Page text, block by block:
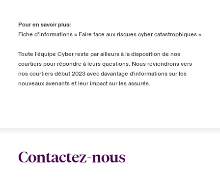
Pour en savoir plus:
Fiche d’informations « Faire face aux risques cyber catastrophiques »
Toute l’équipe Cyber reste par ailleurs à la disposition de nos
courtiers pour répondre à leurs questions. Nous reviendrons vers
nos courtiers début 2023 avec davantage d'informations sur les
nouveaux avenants et leur impact sur les assurés.
Contactez-nous